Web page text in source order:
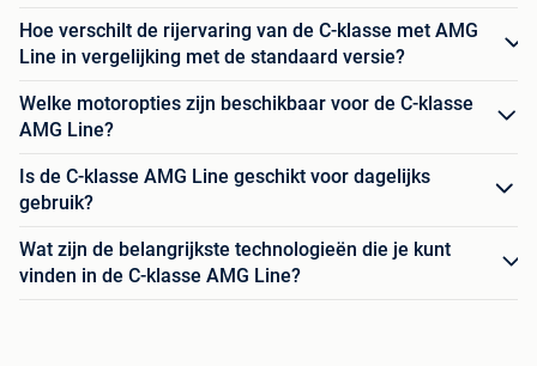
Hoe verschilt de rijervaring van de C-klasse met AMG
Line in vergelijking met de standaard versie?
Welke motoropties zijn beschikbaar voor de C-klasse
AMG Line?
Is de C-klasse AMG Line geschikt voor dagelijks
gebruik?
Wat zijn de belangrijkste technologieën die je kunt
vinden in de C-klasse AMG Line?